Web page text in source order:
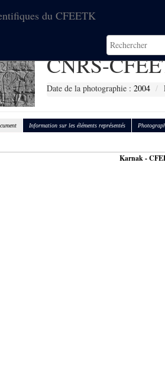
du CFEETK
CNRS-
Date de la photographie : 2004
Information sur les éléments représentés